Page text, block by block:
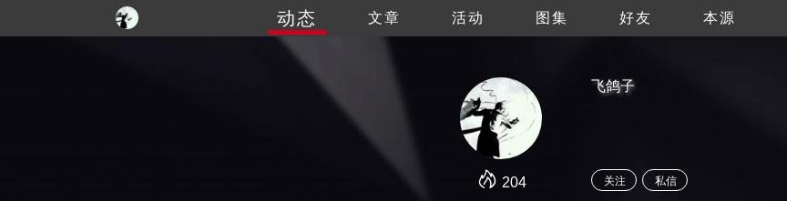
动态 文章 活动 图集 好友 本源
204
飞鸽子
关注 私信